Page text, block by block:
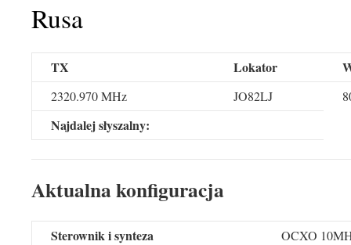
Rusa
TX Lokator
2320.970 MHz JO82LJ
Najdalej słyszalny:
Aktualna konfiguracja
Sterownik i synteza OCXO